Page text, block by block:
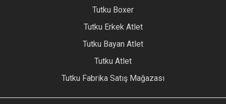
Tutku Boxer
Tutku Erkek Atlet
Tutku Bayan Atlet
Tutku Atlet
Tutku Fabrika Satış Mağazası